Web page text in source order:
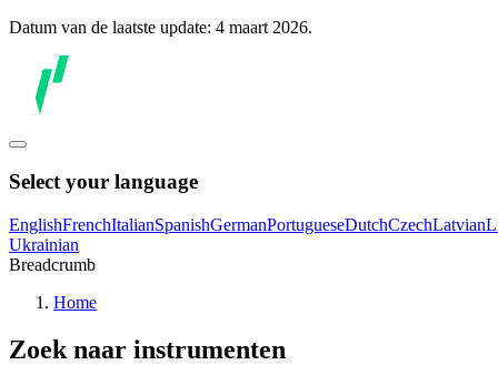
Datum van de laatste update: 4 maart 2026.
Select your language
EnglishFrenchItalianSpanishGermanPortugueseDutchCzechLatvian
Ukrainian
Breadcrumb
Home
Zoek naar instrumenten